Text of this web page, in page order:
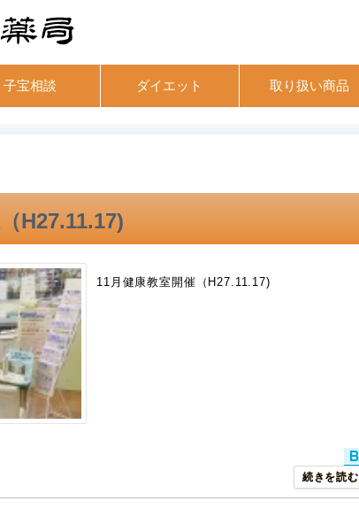
子宝相談 ダイエット 取り扱い商品
H27.11.17)
11月健康教室開催（H27.11.17)
続きを読む